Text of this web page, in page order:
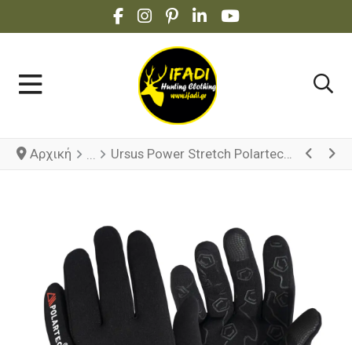
FACEBOOK SOCIAL LINK
INSTAGRAM SOCIAL LINK
PINTEREST SOCIAL LINK
LINKEDIN SOCIAL LINK
YOUTUBE SOCIAL
Αρχική Ursus Power Stretch Polartec® Gloves